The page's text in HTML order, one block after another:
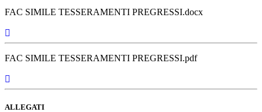
FAC SIMILE TESSERAMENTI PREGRESSI.docx
FAC SIMILE TESSERAMENTI PREGRESSI.pdf
ALLEGATI